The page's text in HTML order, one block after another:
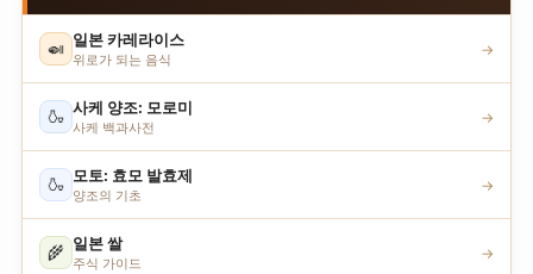
🍛 일본 카레라이스
위로가 되는 음식
→
🍶 사케 양조: 모로미
사케 백과사전
→
🍶 모토: 효모 발효제
양조의 기초
→
🌾 일본 쌀
주식 가이드
→